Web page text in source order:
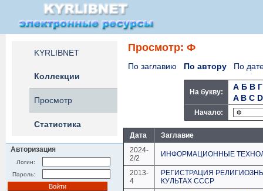
KYRLIBNET
Коллекции
Просмотр
Статистика
Авторизация
Логин:
Пароль:
Просмотр: Ф
По заглавию По автору По
На букву:
А Б В Г
A B C D
Начало:
Дата
Заглавие
2024-
2/2
ИНФОРМАЦИОННЫЕ
2013-
4
РЕГИСТРАЦИЯ
КУЛЬТАХ СССР